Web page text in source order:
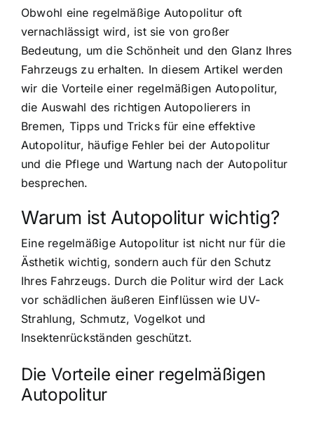
Obwohl eine regelmäßige Autopolitur oft
vernachlässigt wird, ist sie von großer
Bedeutung, um die Schönheit und den Glanz Ihres
Fahrzeugs zu erhalten. In diesem Artikel werden
wir die Vorteile einer regelmäßigen Autopolitur,
die Auswahl des richtigen Autopolierers in
Bremen, Tipps und Tricks für eine effektive
Autopolitur, häufige Fehler bei der Autopolitur
und die Pflege und Wartung nach der Autopolitur
besprechen.
Warum ist Autopolitur wichtig?
Eine regelmäßige Autopolitur ist nicht nur für die
Ästhetik wichtig, sondern auch für den Schutz
Ihres Fahrzeugs. Durch die Politur wird der Lack
vor schädlichen äußeren Einflüssen wie UV-
Strahlung, Schmutz, Vogelkot und
Insektenrückständen geschützt.
Die Vorteile einer regelmäßigen
Autopolitur